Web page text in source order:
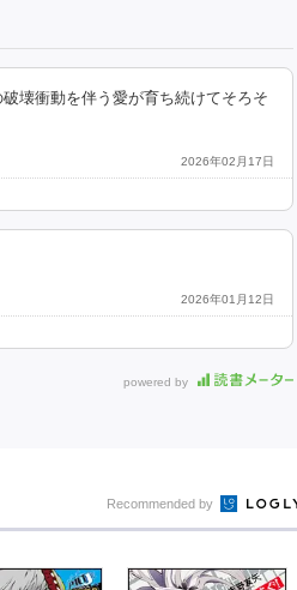
壊衝動を伴う愛が育ち続けてそろそ
2026年02月17日
2026年01月12日
powered by
Recommended by